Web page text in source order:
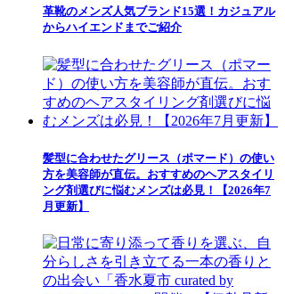
革靴のメンズ人気ブランド15選！カジュアル
からハイエンドまでご紹介
髪型に合わせたグリース（ポマード）の使い
方を美容師が直伝。おすすめのヘアスタイリ
ング剤選びに悩むメンズは必見！【2026年7
月更新】